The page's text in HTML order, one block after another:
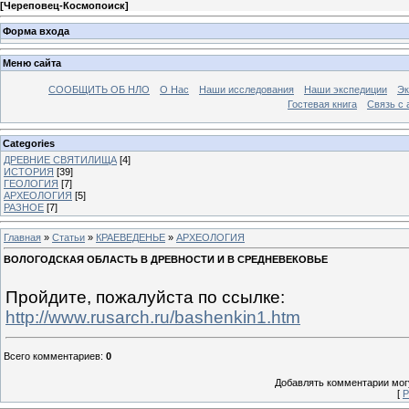
[Череповец-Космопоиск]
Форма входа
Меню сайта
СООБЩИТЬ ОБ НЛО О Нас Наши исследования Наши экспедиции
Гостевая книга
Связь с
Categories
ДРЕВНИЕ СВЯТИЛИЩА [4]
ИСТОРИЯ [39]
ГЕОЛОГИЯ [7]
АРХЕОЛОГИЯ [5]
РАЗНОЕ [7]
Главная » Статьи » КРАЕВЕДЕНЬЕ » АРХЕОЛОГИЯ
ВОЛОГОДСКАЯ ОБЛАСТЬ В ДРЕВНОСТИ И В СРЕДНЕВЕКОВЬЕ
Пройдите, пожалуйста по ссылке:
http://www.rusarch.ru/bashenkin1.htm
Всего комментариев: 0
Добавлять комментарии
[